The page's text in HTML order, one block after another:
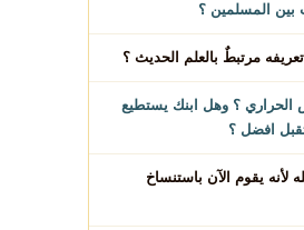
الحراري ؟ وهل ابنك يستطيع
افضل ؟
لأنه يقوم الآن باستنساخ